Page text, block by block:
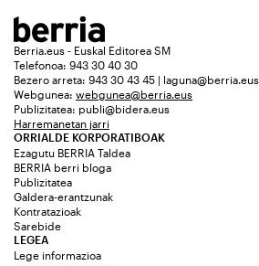
Berria.eus - Euskal Editorea SM
Telefonoa: 943 30 40 30
Bezero arreta: 943 30 43 45 | laguna@berria.eus
Webgunea: webgunea@berria.eus
Publizitatea: publi@bidera.eus
Harremanetan jarri
ORRIALDE KORPORATIBOAK
Ezagutu BERRIA Taldea
BERRIA berri bloga
Publizitatea
Galdera-erantzunak
Kontratazioak
Sarebide
LEGEA
Lege informazioa